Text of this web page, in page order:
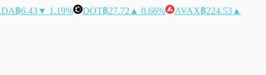
฿6.43▼ 1.19% DOT฿27.72 ▲ 0.66% AVAX฿224.53 ▲